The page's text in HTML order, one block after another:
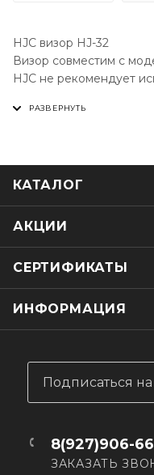
HJC визор HJ-32
Визор совместим с
HJC не рекомендует
Готов к установке
КАТАЛОГ
АКЦИИ
СЕРТИФИКАТЫ
ИНФОРМАЦИЯ
Подписаться
8(927)906-
ЗАКАЗАТЬ